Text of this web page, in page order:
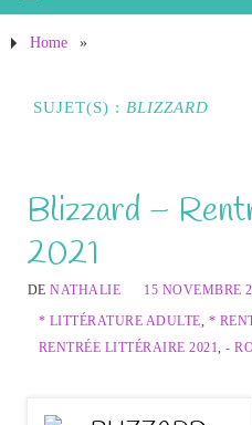
Home »
SUJET(S) : BLIZZARD
Blizzard –
2021
DENATHALIE
15 NOVEMBRE
* LITTÉRATURE ADULTE, *
RENTRÉE LITTÉRAIRE 2021,-